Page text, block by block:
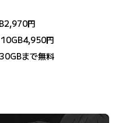
円
円
まで無料